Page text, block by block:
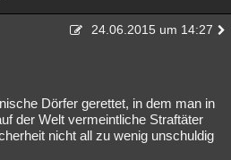
24.06.2015 um 14:27
Dörfer gerettet, in dem man in
der Welt vermeintliche Straftäter
nicht all zu wenig unschuldig